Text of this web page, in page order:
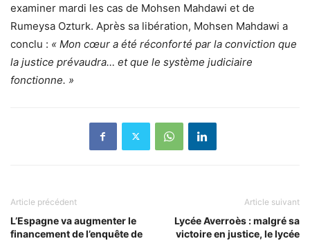
examiner mardi les cas de Mohsen Mahdawi et de
Rumeysa Ozturk. Après sa libération, Mohsen Mahdawi a
conclu : « Mon cœur a été réconforté par la conviction que
la justice prévaudra… et que le système judiciaire
fonctionne. »
Article précédent
L’Espagne va augmenter le
financement de l’enquête de
Article suivant
Lycée Averroès : malgré sa
victoire en justice, le lycée